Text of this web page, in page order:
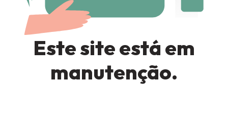
Este site está em
manutenção.
CREATE AN ACCOUNT